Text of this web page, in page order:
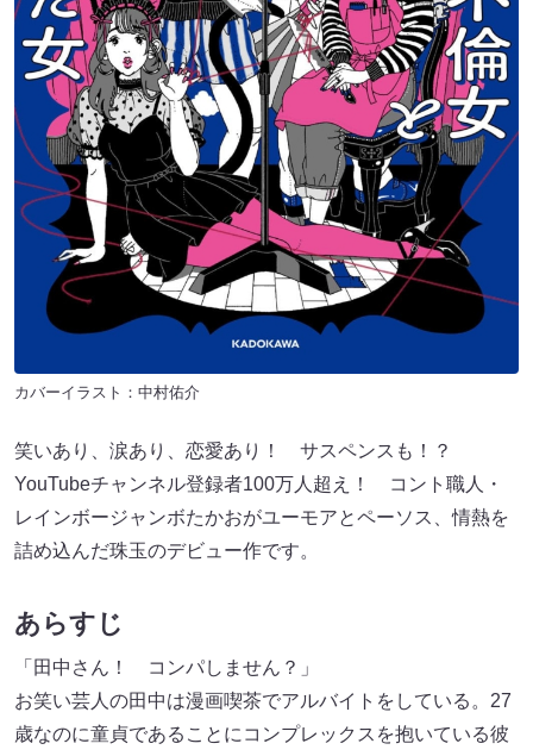
カバーイラスト：中村佑介
笑いあり、涙あり、恋愛あり！ サスペンスも！？
YouTubeチャンネル登録者100万人超え！ コント職人・
レインボージャンボたかおがユーモアとペーソス、情熱を
詰め込んだ珠玉のデビュー作です。
あらすじ
「田中さん！ コンパしません？」
お笑い芸人の田中は漫画喫茶でアルバイトをしている。27
歳なのに童貞であることにコンプレックスを抱いている彼